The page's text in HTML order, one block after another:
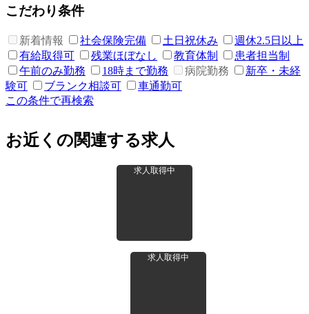
こだわり条件
新着情報 社会保険完備 土日祝休み
週休2.5日以上
有給取得可
残業ほぼなし 教育体制
患者担当制
午前のみ勤務
18時まで勤務 病院勤務
新卒・未経
験可
ブランク相談可
車通勤可
この条件で再検索
お近くの関連する求人
求人取得中
求人取得中